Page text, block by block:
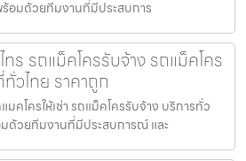
ร้อมด้วยทีมงานที่มีประสบการ
ทร รถแม็คโครรับจ้าง รถแม็คโคร
วไทย ราคาถูก
มคโครให้เช่า รถแม็คโครรับจ้าง บริการทั่ว
มด้วยทีมงานที่มีประสบการณ์ และ